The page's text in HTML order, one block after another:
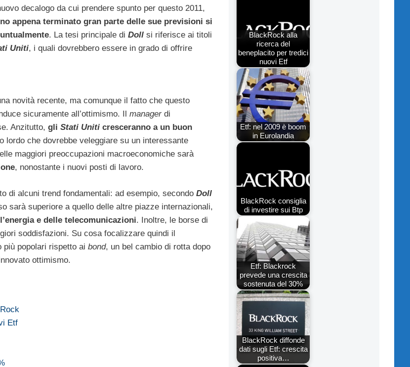
decalogo da cui prendere spunto per questo 2011,
appena terminato gran parte delle sue previsioni si
. La tesi principale di Dollsi riferisce ai titoli
Uniti, i quali dovrebbero essere in grado di offrire
novità recente, ma comunque il fatto che questo
sicuramente all’ottimismo. Il managerdi
Anzitutto, gli Stati Uniti cresceranno a un buon
lordo che dovrebbe veleggiare su un interessante
maggiori preoccupazioni macroeconomiche sarà
, nonostante i nuovi posti di lavoro.
di alcuni trend fondamentali: ad esempio, secondo Doll
sarà superiore a quello delle altre piazze internazionali,
e delle telecomunicazioni. Inoltre, le borse di
soddisfazioni. Su cosa focalizzare quindi il
più popolari rispetto ai bond, un bel cambio di rotta dopo
ottimismo.
Etf
BlackRock alla
ricerca del
beneplacito per tredici
nuovi Etf
Etf: nel 2009 è boom
in Eurolandia
BlackRock consiglia
di investire sui Btp
Etf: Blackrock
prevede una crescita
sostenuta del 30%
BlackRock diffonde
dati sugli Etf: crescita
positiva…